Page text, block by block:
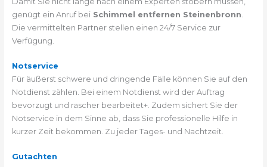
genügt ein Anruf bei Schimmel entfernen Steinenbronn
Die vermittelten Partner stellen einen 24/7 Service zur
Verfügung.
Notservice
Für äußerst schwere und dringende Fälle können Sie auf den
Notdienst zählen. Bei einem Notdienst wird der Auftrag
bevorzugt und rascher bearbeitet+. Zudem sichert Sie der
Notservice in dem Sinne ab, dass Sie professionelle Hilfe in
kurzer Zeit bekommen. Zu jeder Tages- und Nachtzeit.
Gutachten